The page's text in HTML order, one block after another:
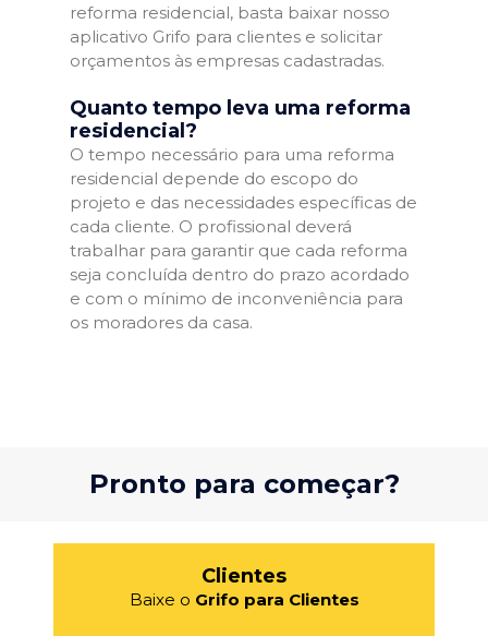
reforma residencial, basta baixar nosso
aplicativo Grifo para clientes e solicitar
orçamentos às empresas cadastradas.
Quanto tempo leva uma reforma
residencial?
O tempo necessário para uma reforma
residencial depende do escopo do
projeto e das necessidades específicas de
cada cliente. O profissional deverá
trabalhar para garantir que cada reforma
seja concluída dentro do prazo acordado
e com o mínimo de inconveniência para
os moradores da casa.
Pronto para começar?
Clientes
Baixe o Grifo para Clientes